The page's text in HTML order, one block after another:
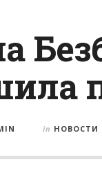
in НОВОСТИ